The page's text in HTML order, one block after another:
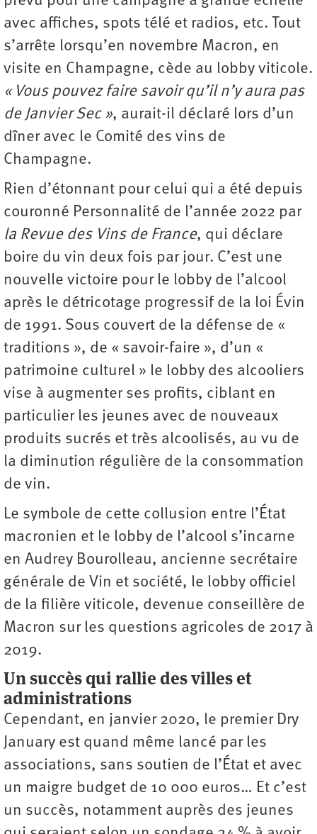
avec affiches, spots télé et radios, etc. Tout
s’arrête lorsqu’en novembre Macron, en
visite en Champagne, cède au lobby viticole.
« Vous pouvez faire savoir qu’il n’y aura pas
de Janvier Sec », aurait-il déclaré lors d’un
dîner avec le Comité des vins de
Champagne.
Rien d’étonnant pour celui qui a été depuis
couronné Personnalité de l’année 2022 par
la Revue des Vins de France, qui déclare
boire du vin deux fois par jour. C’est une
nouvelle victoire pour le lobby de l’alcool
après le détricotage progressif de la loi Évin
de 1991. Sous couvert de la défense de «
traditions », de « savoir-faire », d’un «
patrimoine culturel » le lobby des alcooliers
vise à augmenter ses profits, ciblant en
particulier les jeunes avec de nouveaux
produits sucrés et très alcoolisés, au vu de
la diminution régulière de la consommation
de vin.
Le symbole de cette collusion entre l’État
macronien et le lobby de l’alcool s’incarne
en Audrey Bourolleau, ancienne secrétaire
générale de Vin et société, le lobby officiel
de la filière viticole, devenue conseillère de
Macron sur les ­questions agricoles de 2017 à
2019.
Un succès qui rallie des villes et
administrations
Cependant, en janvier 2020, le premier Dry
January est quand même lancé par les
associations, sans soutien de l’État et avec
un maigre budget de 10 000 euros… Et c’est
un succès, notamment auprès des jeunes